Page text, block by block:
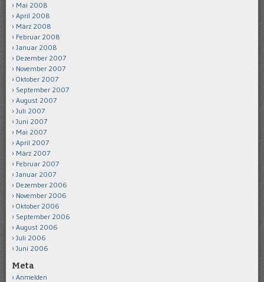
Mai 2008
April 2008
März 2008
Februar 2008
Januar 2008
Dezember 2007
November 2007
Oktober 2007
September 2007
August 2007
Juli 2007
Juni 2007
Mai 2007
April 2007
März 2007
Februar 2007
Januar 2007
Dezember 2006
November 2006
Oktober 2006
September 2006
August 2006
Juli 2006
Juni 2006
Meta
Anmelden